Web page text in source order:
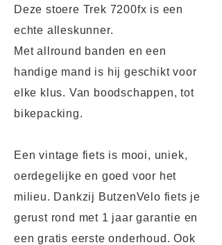
Deze stoere Trek 7200fx is een
echte alleskunner.
Met allround banden en een
handige mand is hij geschikt voor
elke klus. Van boodschappen, tot
bikepacking.
Een vintage fiets is mooi, uniek,
oerdegelijke en goed voor het
milieu. Dankzij ButzenVelo fiets je
gerust rond met 1 jaar garantie en
een gratis eerste onderhoud. Ook